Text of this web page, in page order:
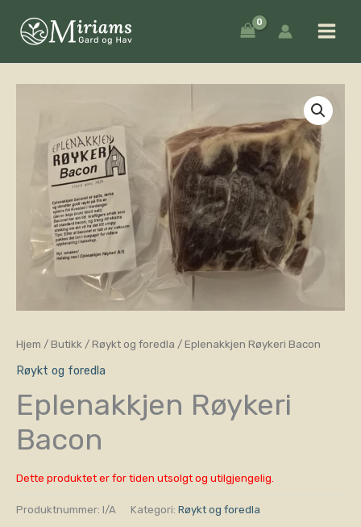
rett
Hjem /Butikk /Røykt og foredla / Eplenakkjen Røykeri Bacon
Røykt og foredla
Eplenakkjen Røykeri
Bacon
Dette produktet er for tiden utsolgt og utilgjengelig.
Produktnummer: I/A Kategori: Røykt og foredla